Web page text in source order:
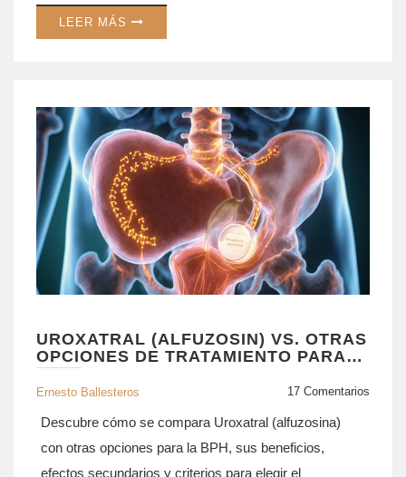
LEER MÁS
UROXATRAL (ALFUZOSIN) VS. OTRAS
OPCIONES DE TRATAMIENTO PARA
LA BPH
Ernesto Ballesteros 17 Comentarios
Descubre cómo se compara Uroxatral (alfuzosina)
con otras opciones para la BPH, sus beneficios,
efectos secundarios y criterios para elegir el